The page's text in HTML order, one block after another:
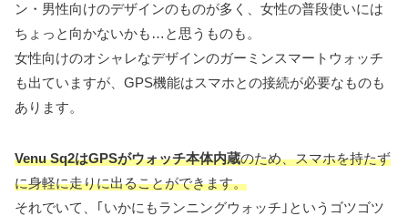
ン・男性向けのデザインのものが多く、女性の普段使いには
ちょっと向かないかも…と思うものも。
女性向けのオシャレなデザインのガーミンスマートウォッチ
も出ていますが、GPS機能はスマホとの接続が必要なものも
あります。
Venu Sq2はGPSがウォッチ本体内蔵のため、スマホを持たず
に身軽に走りに出ることができます。
それでいて、｢いかにもランニングウォッチ｣というゴツゴツ